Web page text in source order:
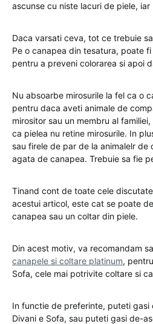
ascunse cu niste lacuri de piele,
Daca varsati ceva, tot ce trebuie
Pe o canapea din tesatura, poate
pentru a preveni colorarea si apoi
Nu absoarbe mirosurile la fel ca o
pentru daca aveti animale de
mirositor sau un membru al
ca pielea nu retine mirosurile. In
sau firele de par de la animalelr de
agata de canapea. Trebuie sa fie
Tinand cont de toate cele
acestui articol, este cat se poate
canapea sau un coltar din piele.
Din acest motiv, va recomandam
canapele si coltare platinum,
Sofa, cele mai potrivite coltare si
In functie de preferinte, puteti gasi
Divani e Sofa, sau puteti gasi de-